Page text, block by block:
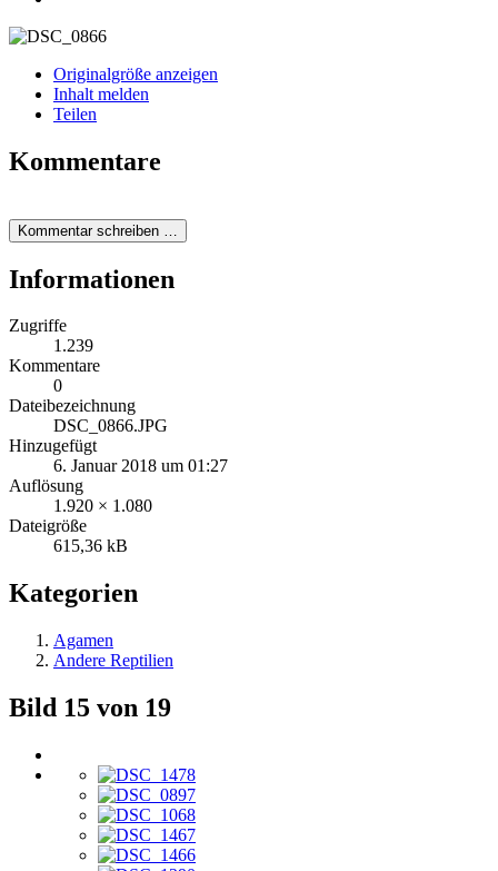
Originalgröße anzeigen
Inhalt melden
Teilen
Kommentare
Kommentar schreiben …
Informationen
Zugriffe
1.239
Kommentare
0
Dateibezeichnung
DSC_0866.JPG
Hinzugefügt
6. Januar 2018 um 01:27
Auflösung
1.920 × 1.080
Dateigröße
615,36 kB
Kategorien
Agamen
Andere Reptilien
Bild 15 von 19